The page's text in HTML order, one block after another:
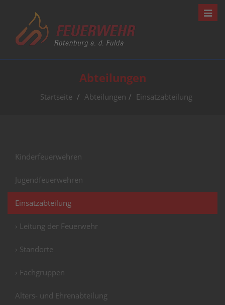
Abteilungen
Startseite Abteilungen Einsatzabteilung
Kinderfeuerwehren
Jugendfeuerwehren
Einsatzabteilung
› Leitung der Feuerwehr
› Standorte
› Fachgruppen
Alters- und Ehrenabteilung